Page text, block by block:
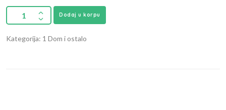
Dodaj u korpu
Kategorija: 1 Dom i ostalo